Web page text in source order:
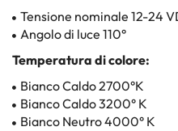
Tensione nominale 12-24
Angolo di luce 110°
Temperatura di colore:
Bianco Caldo 2700°K
Bianco Caldo 3200° K
Bianco Neutro 4000° K